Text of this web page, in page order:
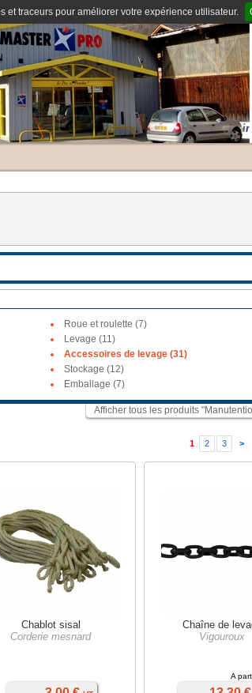
et traceurs pour améliorer votre expérience utilisateur.
Roue et roulette (7)
Levage (11)
Accessoires de levage (31)
Stockage (12)
Emballage (7)
Afficher tous les produits
1 2 3 >
Chablot sisal
Corderie mesnard
Chaîne de
Vigouroux
A